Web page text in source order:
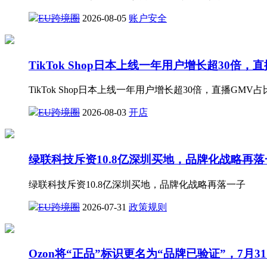
EU跨境圈 2026-08-05 账户安全
TikTok Shop日本上线一年用户增长超30倍，
TikTok Shop日本上线一年用户增长超30倍，直播GMV占
EU跨境圈 2026-08-03 开店
绿联科技斥资10.8亿深圳买地，品牌化战略再
绿联科技斥资10.8亿深圳买地，品牌化战略再落一子
EU跨境圈 2026-07-31 政策规则
Ozon将“正品”标识更名为“品牌已验证”，7月